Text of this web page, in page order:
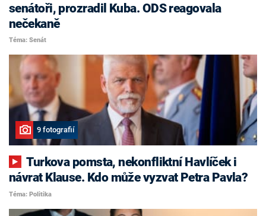
senátoři, prozradil Kuba. ODS reagovala
nečekaně
Téma: Senát
9 fotografií
Turkova pomsta, nekonfliktní Havlíček i
návrat Klause. Kdo může vyzvat Petra Pavla?
Téma: Politika